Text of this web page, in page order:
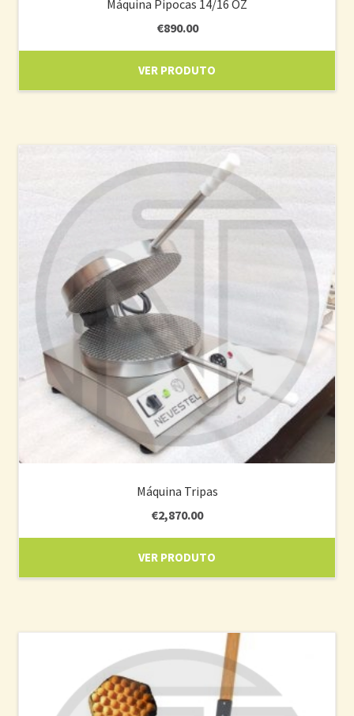
Máquina Pipocas 14/16 OZ
€890.00
VER PRODUTO
Máquina Tripas
€2,870.00
VER PRODUTO